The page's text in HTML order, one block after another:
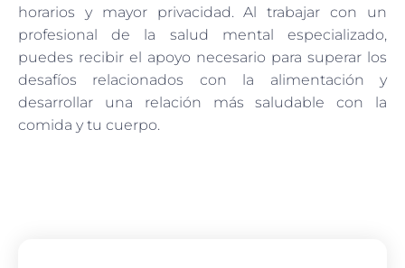
horarios y mayor privacidad. Al trabajar con un
profesional de la salud mental especializado,
puedes recibir el apoyo necesario para superar los
desafíos relacionados con la alimentación y
desarrollar una relación más saludable con la
comida y tu cuerpo.